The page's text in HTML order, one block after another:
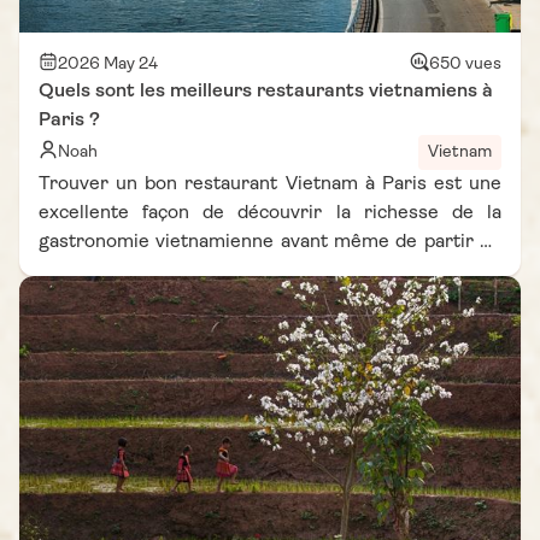
découverte des 6 villages artisanaux
incontournables de Ha Giang, avec tous les conseils
pratiques pour en faire une expérience inoubliable.
2026 May 24 650 vues
Quels sont les meilleurs restaurants vietnamiens à
Paris ?
Noah Vietnam
Trouver un bon restaurant Vietnam à Paris est une
excellente façon de découvrir la richesse de la
gastronomie vietnamienne avant même de partir en
vietnamienne séduit les Parisiens grâce à ses
saveurs parfumées, ses plats généreux et son
équilibre entre fraîcheur et gourmandise. Du célèbre
pho aux spécialités régionales de Hanoï ou de
Saigon, chaque adresse offre une immersion
culinaire unique. Pour les passionnés de découverte
et les voyageurs en préparation de séjour, notre
carnet de voyage Vietnam Vie D'Asie partage
également de nombreuses inspirations autour de la